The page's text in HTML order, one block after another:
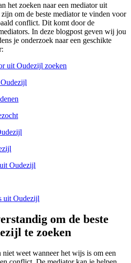
het zoeken naar een mediator uit
om de beste mediator te vinden voor
conflict. Dit komt door de
In deze blogpost geven wij jou
je onderzoek naar een geschikte
uit Oudezijl zoeken
Oudezijl
uit Oudezijl
om de beste
te zoeken
weet wanneer het wijs is om een